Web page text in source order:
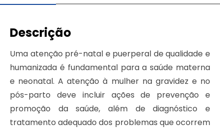
Descrição
Uma atenção pré-natal e puerperal de qualidade e
humanizada é fundamental para a saúde materna
e neonatal. A atenção à mulher na gravidez e no
pós-parto deve incluir ações de prevenção e
promoção da saúde, além de diagnóstico e
tratamento adequado dos problemas que ocorrem